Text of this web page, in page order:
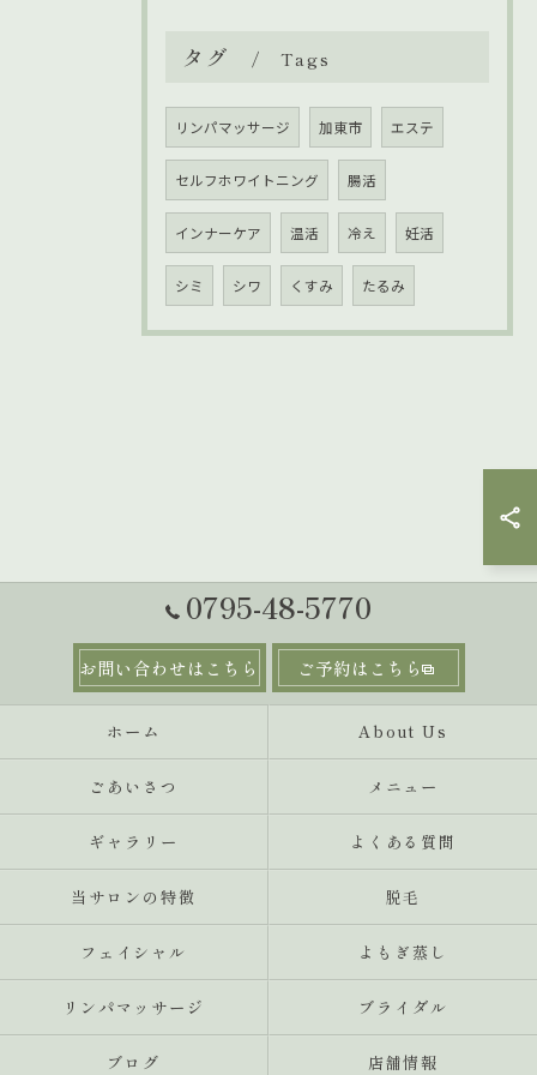
タグ Tags
リンパマッサージ 加東市 エステ
セルフホワイトニング 腸活
インナーケア 温活 冷え 妊活
シミ シワ くすみ たるみ
0795-48-5770
お問い合わせはこちら ご予約はこちら
ホーム About Us
ごあいさつ メニュー
ギャラリー よくある質問
当サロンの特徴 ‬脱毛
フェイシャル よもぎ蒸し
リンパマッサージ ブライダル
ブログ 店舗情報